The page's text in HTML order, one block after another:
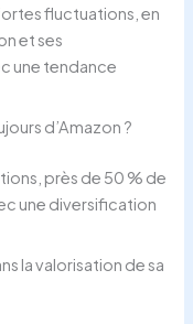
fluctuations, en
et ses
une tendance
d’Amazon ?
près de 50 % de
une diversification
la valorisation de sa